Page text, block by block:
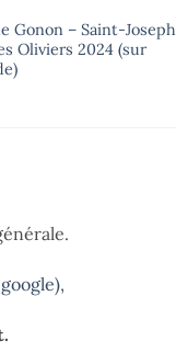
Gonon – Saint-Joseph
Oliviers 2024 (sur
,